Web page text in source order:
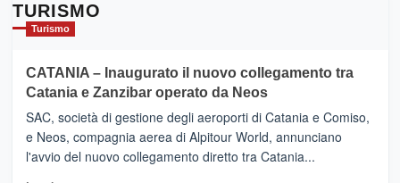
TURISMO
Turismo
CATANIA – Inaugurato il nuovo collegamento tra
Catania e Zanzibar operato da Neos
SAC, società di gestione degli aeroporti di Catania e Comiso,
e Neos, compagnia aerea di Alpitour World, annunciano
l'avvio del nuovo collegamento diretto tra Catania...